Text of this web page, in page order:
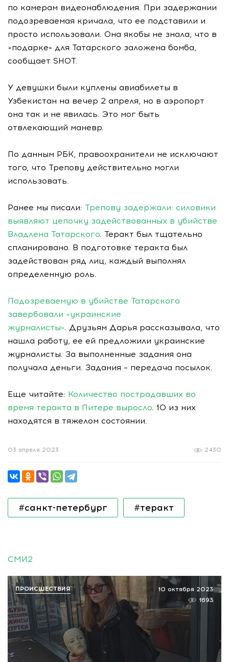
по камерам видеонаблюдения. При задержании
подозреваемая кричала, что ее подставили и
просто использовали. Она якобы не знала, что в
«подарке» для Татарского заложена бомба,
сообщает SHOT.
У девушки были куплены авиабилеты в
Узбекистан на вечер 2 апреля, но в аэропорт
она так и не явилась. Это мог быть
отвлекающий маневр.
По данным РБК, правоохранители не исключают
того, что Трепову действительно могли
использовать.
Ранее мы писали: Трепову задержали: силовики
выявляют цепочку задействованных в убийстве
Владлена Татарского. Теракт был тщательно
спланировано. В подготовке теракта был
задействован ряд лиц, каждый выполнял
определенную роль.
Подозреваемую в убийстве Татарского
завербовали «украинские
журналисты». Друзьям Дарья рассказывала, что
нашла работу, ее ей предложили украинские
журналисты. За выполненные задания она
получала деньги. Задания – передача посылок.
Еще читайте: Количество пострадавших во
время теракта в Питере выросло. 10 из них
находятся в тяжелом состоянии.
2430
03 апреля 2023
#санкт-петербург #теракт
СМИ2
10 октября 2023
1693
ПРОИСШЕСТВИЯ